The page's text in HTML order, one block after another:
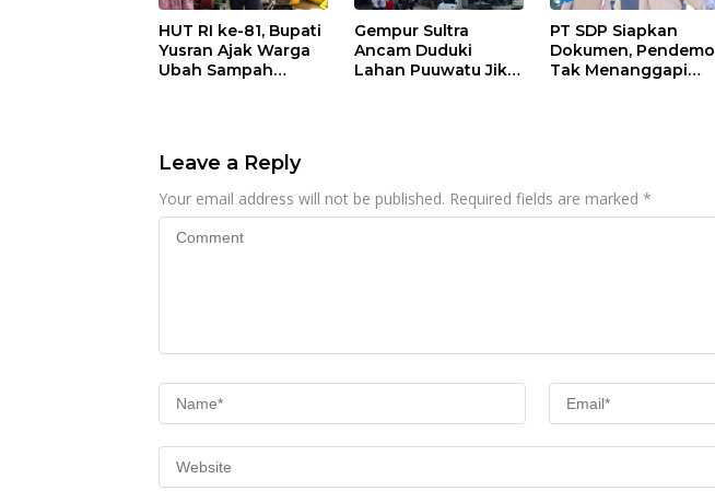
HUT RI ke-81, Bupati
Yusran Ajak Warga
Ubah Sampah
Gempur Sultra
Ancam Duduki
Lahan Puuwatu Jika
PT SDP Siapkan
Dokumen, Pendemo
Tak Menanggapi
Leave a Reply
Your email address will not be published. Required fields are marked *